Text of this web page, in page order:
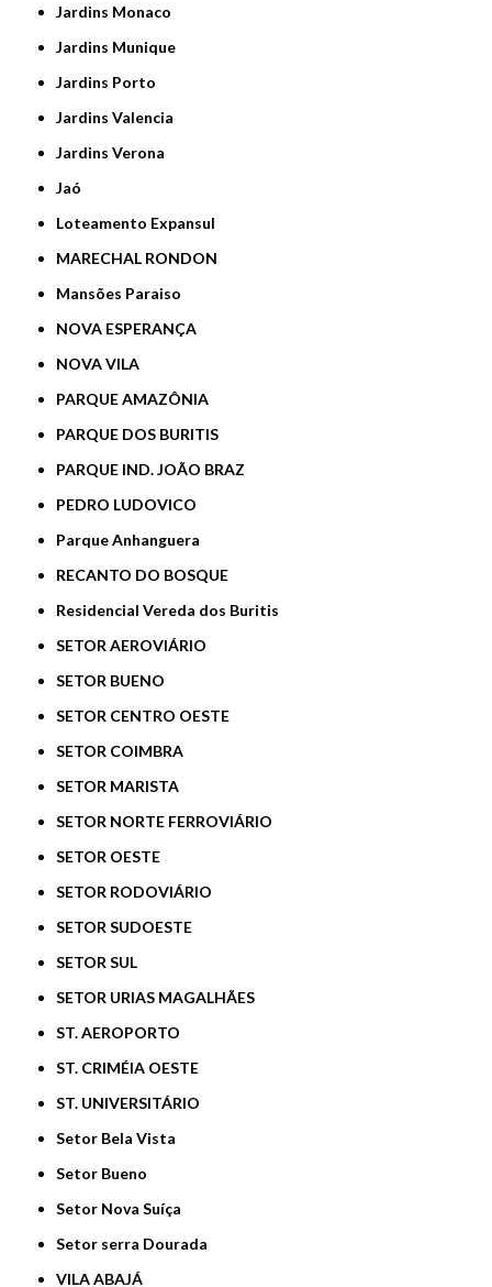
Jardins Monaco
Jardins Munique
Jardins Porto
Jardins Valencia
Jardins Verona
Jaó
Loteamento Expansul
MARECHAL RONDON
Mansões Paraiso
NOVA ESPERANÇA
NOVA VILA
PARQUE AMAZÔNIA
PARQUE DOS BURITIS
PARQUE IND. JOÃO BRAZ
PEDRO LUDOVICO
Parque Anhanguera
RECANTO DO BOSQUE
Residencial Vereda dos Buritis
SETOR AEROVIÁRIO
SETOR BUENO
SETOR CENTRO OESTE
SETOR COIMBRA
SETOR MARISTA
SETOR NORTE FERROVIÁRIO
SETOR OESTE
SETOR RODOVIÁRIO
SETOR SUDOESTE
SETOR SUL
SETOR URIAS MAGALHÃES
ST. AEROPORTO
ST. CRIMÉIA OESTE
ST. UNIVERSITÁRIO
Setor Bela Vista
Setor Bueno
Setor Nova Suíça
Setor serra Dourada
VILA ABAJÁ